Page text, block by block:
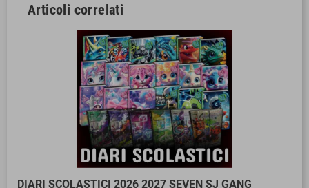
Articoli correlati
DIARI SCOLASTICI 2026 2027 SEVEN SJ GANG